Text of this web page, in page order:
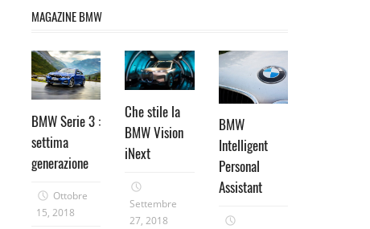
MAGAZINE BMW
BMW Serie 3 :
settima
generazione
Ottobre
15, 2018
Che stile la
BMW Vision
iNext
Settembre
27, 2018
BMW
Intelligent
Personal
Assistant